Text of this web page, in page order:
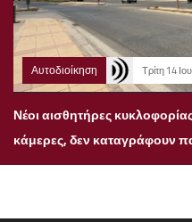
Αυτοδιοίκηση Τρίτη 14
Νέοι αισθητήρες
κάμερες, δεν καταγράφουν